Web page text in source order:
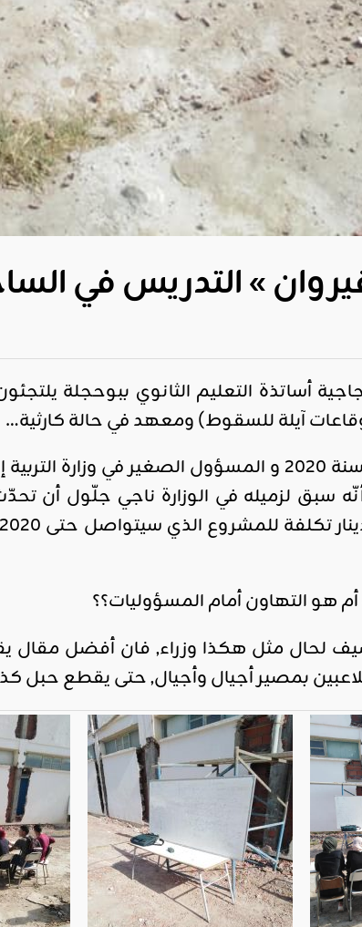
» التدريس في
أساتذة التعليم الثانوي ببوحجلة
آيلة للسقوط) ومعهد في حالة كارثية…
العالم على مشارف سنة 2020 و المسؤول الصغير
أنّه سبق لزميله في الوزارة ناجي جلّول أن
هو التهاون أمام المسؤوليات؟؟
لحال مثل هكذا وزراء, فان أفضل مقال
بمصير أجيال وأجيال, حتى يقطع حبل